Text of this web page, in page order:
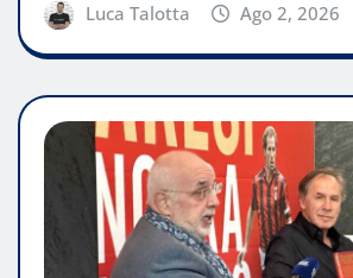
Luca Talotta Ago 2, 2026